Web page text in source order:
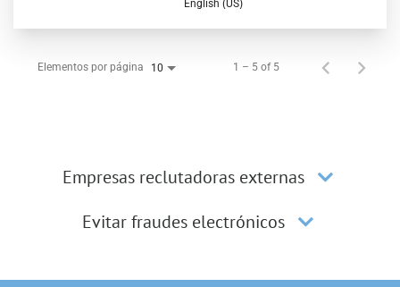
English (US)
Elementos por página 10 1 – 5 of 5
Empresas reclutadoras externas
Evitar fraudes electrónicos